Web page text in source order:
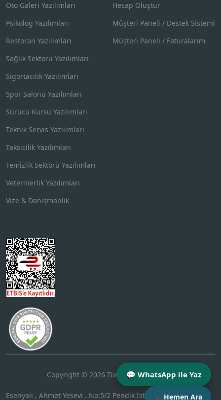
💬 WhatsApp ile Yaz
📞 Hemen Ara
Oto Galeri Yazılımları
Psikolog Yazılımları
Restoran Yazılımları
Sağlık Sektörü Yazılımları
Sigortacılık Yazılımları
Spor Salonu Yazılımları
Sürücü Kursu Yazılımları
Teknik Servis Yazılımları
Taksicilik Yazılımları
Temizlik Sektörü Yazılımları
Veterinerlik Yazılımları
Vize & Danışmanlık
Hesap Oluştur
Müşteri Paneli / Destek Sistemi
Müşteri Paneli / Faturalarım
Copyright © 2026 Tüm Hakları Saklıdır.
Esenyalı , Ahmet Yesevi . No:5/2 Pendik İstanbul Türkiye Posta